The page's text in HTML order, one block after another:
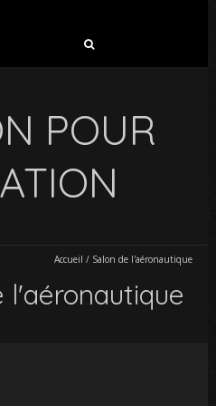
POUR
Accueil / Salon de l'aéronautique
l'aéronautique